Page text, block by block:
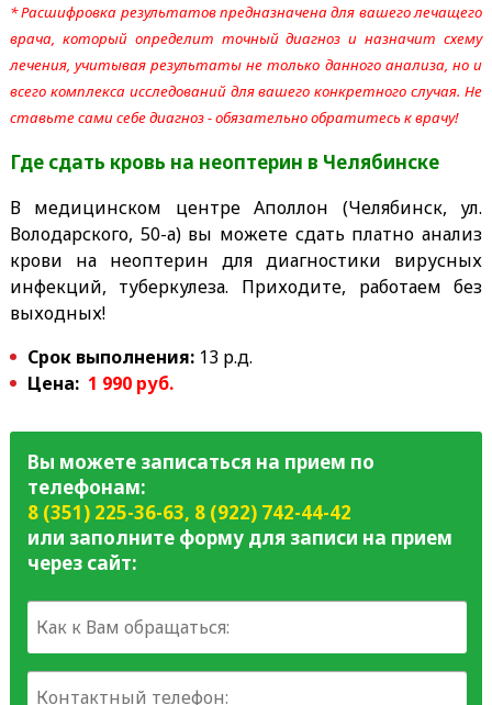
* Расшифровка результатов предназначена для вашего лечащего
врача, который определит точный диагноз и назначит схему
лечения, учитывая результаты не только данного анализа, но и
всего комплекса исследований для вашего конкретного случая. Не
ставьте сами себе диагноз - обязательно обратитесь к врачу!
Где сдать кровь на неоптерин в Челябинске
В медицинском центре Аполлон (Челябинск, ул.
Володарского, 50-а) вы можете сдать платно анализ
крови на неоптерин для диагностики вирусных
инфекций, туберкулеза. Приходите, работаем без
выходных!
Срок выполнения:13 р.д.
Цена: 1 990 руб.
Вы можете записаться на прием по
телефонам:
8 (351) 225-36-63, 8 (922) 742-44-42
или заполните форму для записи на прием
через сайт: